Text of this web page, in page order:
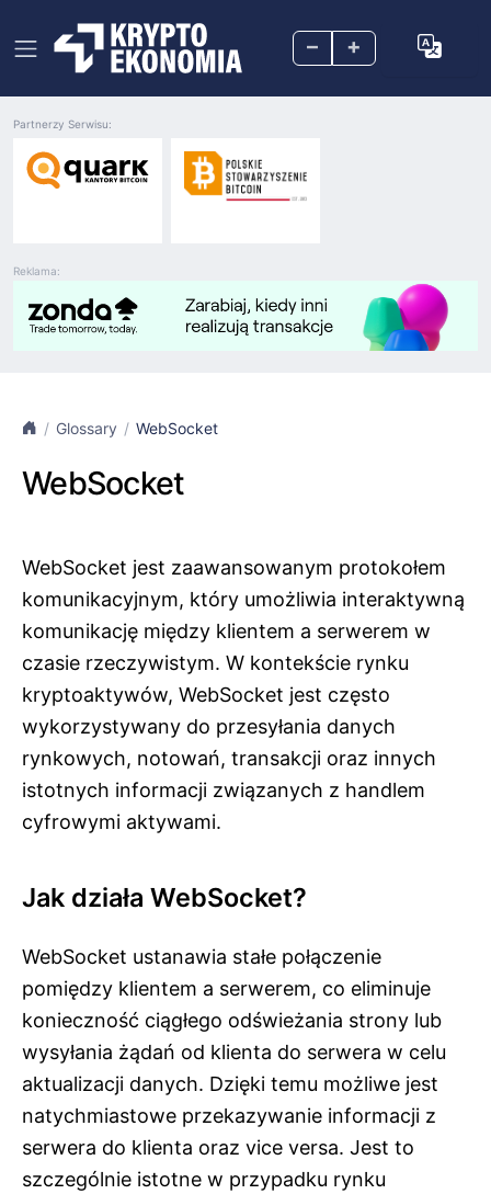
– +
Reklama:
Partnerzy Serwisu:
Glossary WebSocket
WebSocket
WebSocket jest zaawansowanym protokołem
komunikacyjnym, który umożliwia interaktywną
komunikację między klientem a serwerem w
czasie rzeczywistym. W kontekście rynku
kryptoaktywów, WebSocket jest często
wykorzystywany do przesyłania danych
rynkowych, notowań, transakcji oraz innych
istotnych informacji związanych z handlem
cyfrowymi aktywami.
Jak działa WebSocket?
WebSocket ustanawia stałe połączenie
pomiędzy klientem a serwerem, co eliminuje
konieczność ciągłego odświeżania strony lub
wysyłania żądań od klienta do serwera w celu
aktualizacji danych. Dzięki temu możliwe jest
natychmiastowe przekazywanie informacji z
serwera do klienta oraz vice versa. Jest to
szczególnie istotne w przypadku rynku